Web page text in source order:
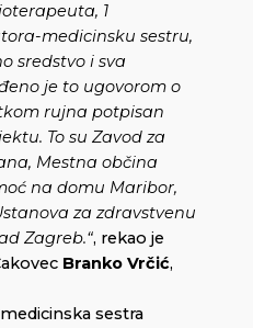
1
medicinsku sestru,
sredstvo i sva
je to ugovorom o
rujna potpisan
To su Zavod za
Mestna občina
na domu Maribor,
za zdravstvenu
Zagreb.“, rekao je
Branko Vrčić,
sestra